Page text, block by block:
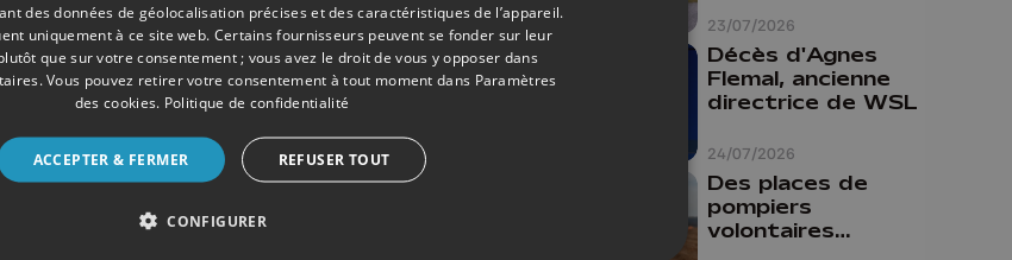
23/07/2026
24/07/2026
Décès d'Agnes
Flemal, ancienne
directrice de WSL
Des places de
pompiers
volontaires
des données de géolocalisation précises et des caractéristiques de l’appareil.
uniquement à ce site web. Certains fournisseurs peuvent se fonder sur leur
que sur votre consentement ; vous avez le droit de vous y opposer dans
. Vous pouvez retirer votre consentement à tout moment dans Paramètres
des cookies. Politique de confidentialité
ACCEPTER & FERMER REFUSER TOUT
CONFIGURER